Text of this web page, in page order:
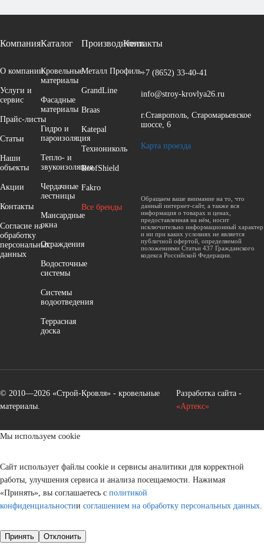
Компания
О компании
Услуги и
сервис
Прайс-листы
Cтатьи
Наши
объекты
Акции
Контакты
Согласие на
обработку
персональных
данных
Каталог
Кровельные
материалы
Фасадные
материалы
Гидро и
пароизоляция
Тепло- и
звукоизоляция
Чердачные
лестницы
Мансардные
окна
Ограждения
Водосточные
системы
Системы
водоотведения
Террасная
доска
Производители
Металл Профиль
GrandLine
Braas
Katepal
Технониколь
RoofShield
Fakro
Все бренды
Контакты
+7 (8652) 33-40-41
info@stroy-krovlya26.ru
г.Ставрополь, Старомарьевское
шоссе, 6
Карта проезда
Обращаем ваше внимание на то, что
данный интернет-сайт, а также вся
информация о товарах и ценах,
предоставленная на нём, носит
исключительно информационный характер
и ни при каких условиях не является
публичной офертой, определяемой
положениями Статьи 437 Гражданского
кодекса Российской Федерации.
© 2010—2026 «Строй-Кровля» - кровельные
материалы.
Разработка сайта -
«Артекс»
Мы используем cookie
Сайт использует файлы cookie и сервисы аналитики для корректной
работы, улучшения сервиса и анализа посещаемости. Нажимая
«Принять», вы соглашаетесь с политикой
конфиденциальностии соглашением на обработку персональных данных.
Принять Отклонить